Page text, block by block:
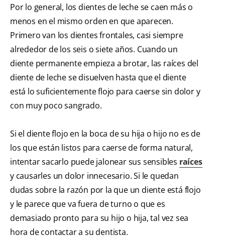
Por lo general, los dientes de leche se caen más o
menos en el mismo orden en que aparecen.
Primero van los dientes frontales, casi siempre
alrededor de los seis o siete años. Cuando un
diente permanente empieza a brotar, las raíces del
diente de leche se disuelven hasta que el diente
está lo suficientemente flojo para caerse sin dolor y
con muy poco sangrado.
Si el diente flojo en la boca de su hija o hijo no es de
los que están listos para caerse de forma natural,
intentar sacarlo puede jalonear sus sensibles raíces
y causarles un dolor innecesario. Si le quedan
dudas sobre la razón por la que un diente está flojo
y le parece que va fuera de turno o que es
demasiado pronto para su hijo o hija, tal vez sea
hora de contactar a su dentista.